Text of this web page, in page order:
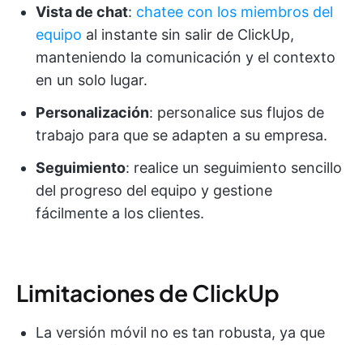
Vista de chat: chatee con los miembros del
equipo al instante sin salir de ClickUp,
manteniendo la comunicación y el contexto
en un solo lugar.
Personalización: personalice sus flujos de
trabajo para que se adapten a su empresa.
Seguimiento: realice un seguimiento sencillo
del progreso del equipo y gestione
fácilmente a los clientes.
Limitaciones de ClickUp
La versión móvil no es tan robusta, ya que